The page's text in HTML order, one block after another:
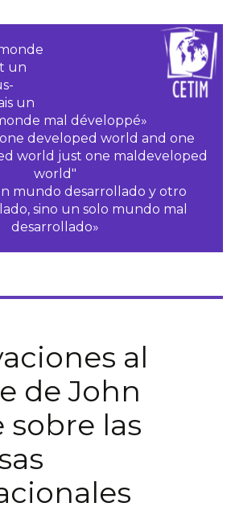
un
un
mal développé»
developed world and one
world just one maldeveloped
world"
mundo desarrollado y otro
sino un solo mundo mal
desarrollado»
al
de John
sobre las